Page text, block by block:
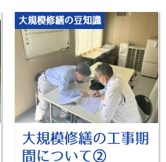
大規模修繕の工事期
間について②
大規模修繕の豆知識